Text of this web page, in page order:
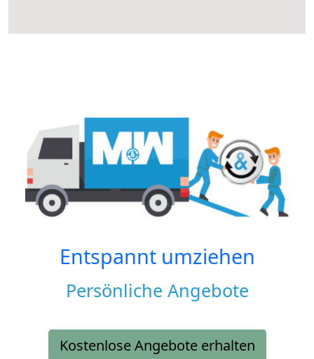
Entspannt umziehen
Persönliche Angebote
Kostenlose Angebote erhalten